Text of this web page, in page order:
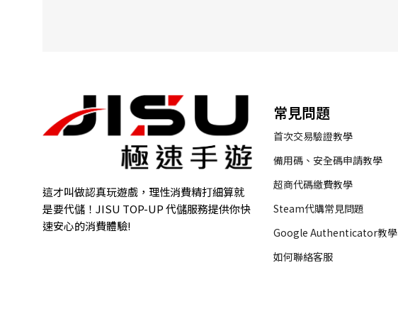
Activision Publishing, Inc. 1
1
AISNO Games 1
Alchemist Games Inc. 1
Aniplex Inc. 1
Asobimo, Inc.
這才叫做認真玩遊戲，理性消費精打細算就
是要代儲！JISU TOP-UP 代儲服務提供你快
速安心的消費體驗!
常見問題
首次交易驗證教學
備用碼、安全碼申請教學
超商代碼繳費教學
Steam代購常見問題
Google Authenticator教學
如何聯絡客服